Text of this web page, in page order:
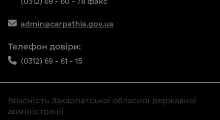
admin@carpathia.gov.ua
Телефон довіри:
(0312) 69 - 61 - 15
Власність Закарпатської обласної державної
адміністрації